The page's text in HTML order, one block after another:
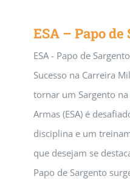
ESA – Papo de
ESA - Papo de
Sucesso na Carreira
tornar um Sargento na
Armas (ESA) é
disciplina e um
que desejam se
Papo de Sargento